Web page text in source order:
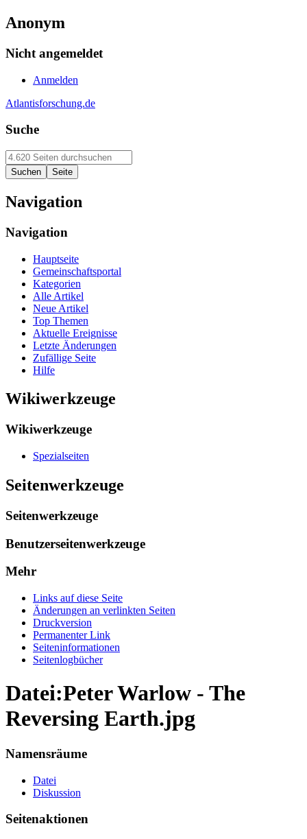
Anonym
Nicht angemeldet
Anmelden
Atlantisforschung.de
Suche
Navigation
Navigation
Hauptseite
Gemeinschaftsportal
Kategorien
Alle Artikel
Neue Artikel
Top Themen
Aktuelle Ereignisse
Letzte Änderungen
Zufällige Seite
Hilfe
Wikiwerkzeuge
Wikiwerkzeuge
Spezialseiten
Seitenwerkzeuge
Seitenwerkzeuge
Benutzerseitenwerkzeuge
Mehr
Links auf diese Seite
Änderungen an verlinkten Seiten
Druckversion
Permanenter Link
Seiten­informationen
Seitenlogbücher
Datei:Peter Warlow - The
Reversing Earth.jpg
Namensräume
Datei
Diskussion
Seitenaktionen